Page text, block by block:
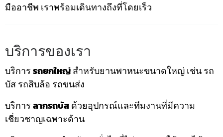
มืออาชีพ เราพร้อมเดินทางถึงที่โดยเร็ว
บริการของเรา
บริการรถยกใหญ่สำหรับยานพาหนะขนาดใหญ่ เช่น รถ
บัส รถสิบล้อ รถขนส่ง
บริการลากรถบัสด้วยอุปกรณ์และทีมงานที่มีความ
เชี่ยวชาญเฉพาะด้าน